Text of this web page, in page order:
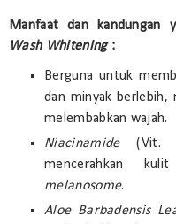
Manfaat dan kandungan
Wash Whitening:
Berguna untuk
dan minyak berlebih,
melembabkan wajah.
Niacinamide(Vit.
mencerahkan
melanosome.
Aloe Barbadensis